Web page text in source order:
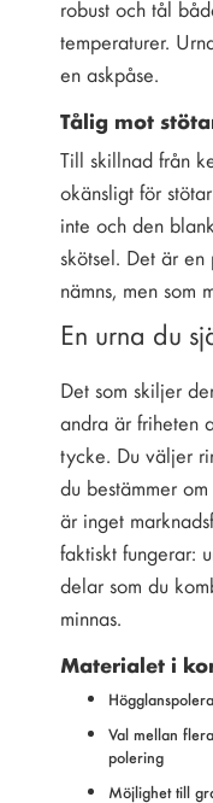
robust och tål
temperaturer.
en askpåse.
Tålig mot
Till skillnad från
okänsligt för
inte och den
skötsel. Det är
nämns, men som
En urna du
Det som skiljer
andra är friheten
tycke. Du väljer
du bestämmer
är inget
faktiskt fungerar:
delar som du
minnas.
Materialet i
Val mellan
polering
Möjlighet till